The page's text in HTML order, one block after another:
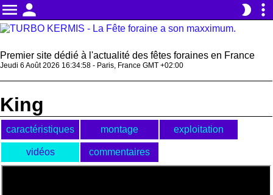
menu person brightness_2 more_vert
Premier site dédié à l'actualité des fêtes foraines en France
Jeudi 6 Août 2026 16:34:58 - Paris, France GMT +02:00
King
caractéristiques montage exploitation
vidéos commentaires